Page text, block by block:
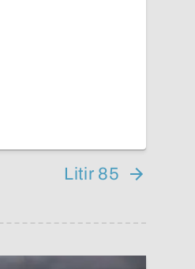
Litir 85